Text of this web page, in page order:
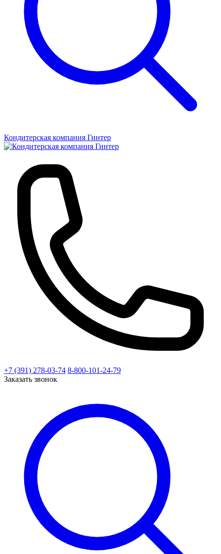
Кондитерская компания Гинтер
+7 (391) 278-03-74 8-800-101-24-79
Заказать звонок